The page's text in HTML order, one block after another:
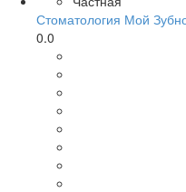
Стоматология Мой
0.0